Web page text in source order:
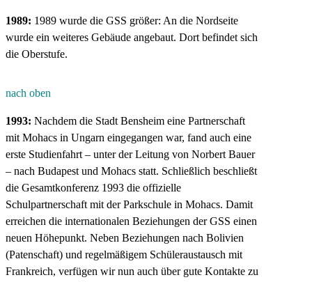
1989: 1989 wurde die GSS größer: An die Nordseite
wurde ein weiteres Gebäude angebaut. Dort befindet sich
die Oberstufe.
nach oben
1993: Nachdem die Stadt Bensheim eine Partnerschaft
mit Mohacs in Ungarn eingegangen war, fand auch eine
erste Studienfahrt – unter der Leitung von Norbert Bauer
– nach Budapest und Mohacs statt. Schließlich beschließt
die Gesamtkonferenz 1993 die offizielle
Schulpartnerschaft mit der Parkschule in Mohacs. Damit
erreichen die internationalen Beziehungen der GSS einen
neuen Höhepunkt. Neben Beziehungen nach Bolivien
(Patenschaft) und regelmäßigem Schüleraustausch mit
Frankreich, verfügen wir nun auch über gute Kontakte zu